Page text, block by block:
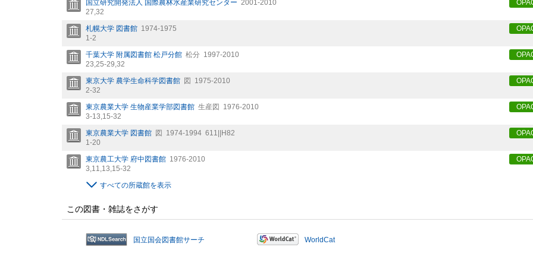
国立研究開発法人 国際農林水産業研究センター 2001-2010
27, 32
札幌大学 図書館 1974-1975
1-2
千葉大学 附属図書館 松戸分館 松分 1997-2010
23, 25-29, 32
東京大学 農学生命科学図書館 図 1975-2010
2-32
東京農業大学 生物産業学部図書館 生産図 1976-2010
3-13, 15-32
東京農業大学 図書館 図 1974-1994 611||H82
1-20
東京農工大学 府中図書館 1976-2010
3, 11, 13, 15-32
すべての所蔵館を表示
この図書・雑誌をさがす
国立国会図書館サーチ WorldCat